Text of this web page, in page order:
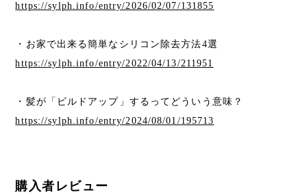
https://sylph.info/entry/2026/02/07/131855
・お家で出来る簡単なシリコン除去方法4選
https://sylph.info/entry/2022/04/13/211951
・髪が「ビルドアップ」するってどういう意味？
https://sylph.info/entry/2024/08/01/195713
購入者レビュー